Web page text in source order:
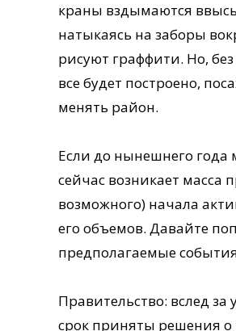
краны вздымаются
натыкаясь на заборы
рисуют граффити. Но,
все будет построено,
менять район.
Если до нынешнего года
сейчас возникает масса
возможного) начала
его объемов. Давайте
предполагаемые
Правительство: вслед
срок приняты решения о